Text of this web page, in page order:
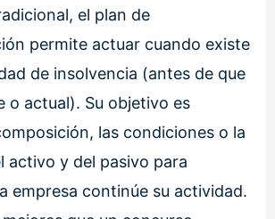
el plan de
permite actuar cuando existe
de insolvencia (antes de que
o actual). Su objetivo es
las condiciones o la
activo y del pasivo para
empresa continúe su actividad.